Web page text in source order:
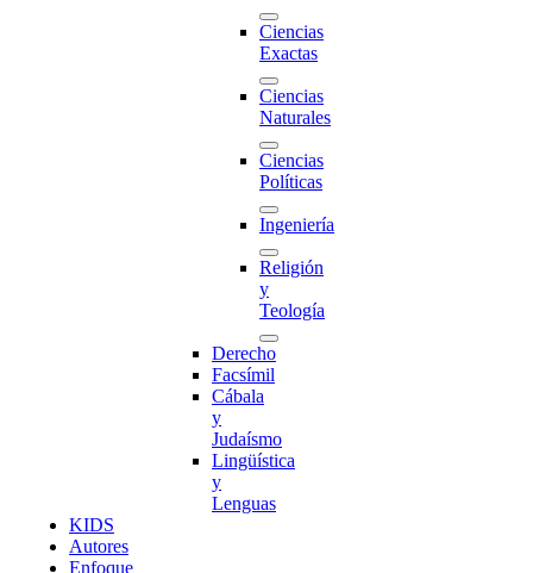
Ciencias
Exactas
Ciencias
Naturales
Ciencias
Políticas
Ingeniería
Religión
y
Teología
Derecho
Facsímil
Cábala
y
Judaísmo
Lingüística
y
Lenguas
KIDS
Autores
Enfoque